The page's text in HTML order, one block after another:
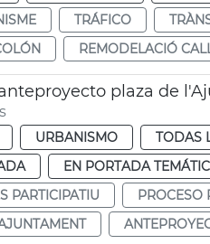
TRÁFICO
REMODELACIÓ
plaza de
URBANISMO TODAS
EN PORTADA
PARTICIPATIU PROCESO